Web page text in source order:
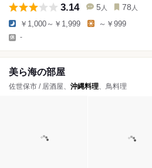
3.14 5 人 78 人
￥1,000～￥1,999 ～￥999
-
美ら海の部屋
佐世保市 / 居酒屋、 沖縄料理、鳥料理